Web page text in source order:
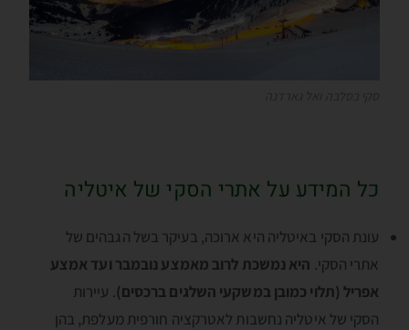
כל המידע על אתרי הסקי של איטליה
עונת הסקי באיטליה היא ארוכה, בעיקר בשל הגבהים של
אתרי הסקי. היא נמשכת לרוב מאמצע נובמבר ועד אמצע
אפריל (תלוי כמובן במשקעי השלגים ברכסים). עיירות
הסקי של איטליה נחשבות לאטרקציה חורפית מעלפת, בהן